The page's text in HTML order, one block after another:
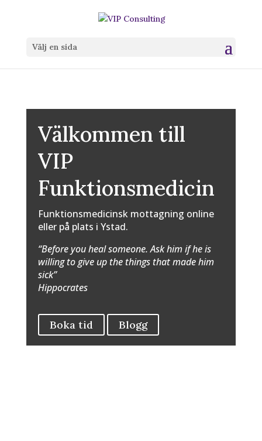
Välj en sida
Välkommen till
VIP
Funktionsmedicin
Funktionsmedicinsk mottagning online
eller på plats i Ystad.
“Before you heal someone. Ask him if he is
willing to give up the things that made him
sick”
Hippocrates
Boka tid Blogg